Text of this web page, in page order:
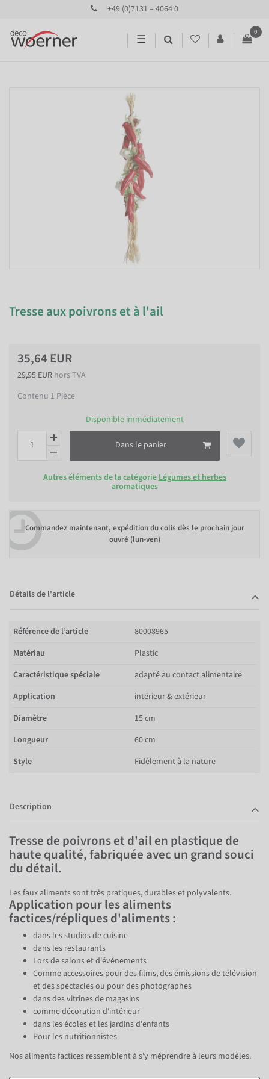
+49 (0)7131 – 4064 0
☰
0
Tresse aux poivrons et à l'ail
35,64 EUR
29,95 EUR hors TVA
Contenu 1 Pièce
Disponible immédiatement
Dans le panier
Autres éléments de la catégorie Légumes et herbes
aromatiques
Commandez maintenant, expédition du colis dès le prochain jour
ouvré (lun-ven)
Détails de l'article
Référence de l’article
80008965
Matériau
Plastic
Caractéristique spéciale
adapté au contact alimentaire
Application
intérieur & extérieur
Diamètre
15 cm
Longueur
60 cm
Style
Fidèlement à la nature
Description
Tresse de poivrons et d'ail en plastique de
haute qualité, fabriquée avec un grand souci
du détail.
Les faux aliments sont très pratiques, durables et polyvalents.
Application pour les aliments
factices/répliques d'aliments :
dans les studios de cuisine
dans les restaurants
Lors de salons et d'événements
Comme accessoires pour des films, des émissions de télévision
et des spectacles ou pour des photographes
dans des vitrines de magasins
comme décoration d'intérieur
dans les écoles et les jardins d'enfants
Pour les nutritionnistes
Nos aliments factices ressemblent à s'y méprendre à leurs modèles.